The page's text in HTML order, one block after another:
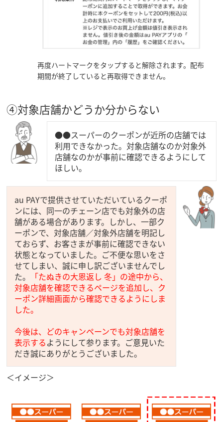
再度ハートマークをタップすると解除されます。配布
期間が終了していると再取得できません。
④対象店舗かどうか分からない
●●スーパーのクーポンが近所の店舗では
利用できなかった。対象店舗なのか対象外
店舗なのかが事前に確認できるようにして
ほしい。
au PAYで提供させていただいているクーポ
ンには、同一のチェーン店でも対象外の店
舗がある場合があります。しかし、一部ク
ーポンで、対象店舗／対象外店舗を明記し
ておらず、お客さまが事前に確認できない
状態となっていました。ご不便な思いをさ
せてしまい、誠に申し訳ございませんでし
た。
「たぬきの大恩返し 冬」の途中から、
対象店舗を確認できるページを追加し、ク
ーポン詳細画面から確認できるようにしま
した。
今後は、どのキャンペーンでも対象店舗を
表示するようにして参ります。ご意見いた
だき誠にありがとうございました。
＜イメージ＞